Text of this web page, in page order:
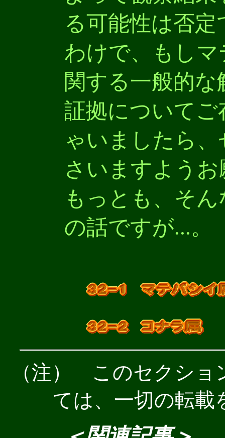
る可能性は否
わけで、もし
関する一般的
証拠について
ゃいましたら
さいますよう
もっとも、そ
の話ですが...。
（注） このセクショ
ては、一切の転載